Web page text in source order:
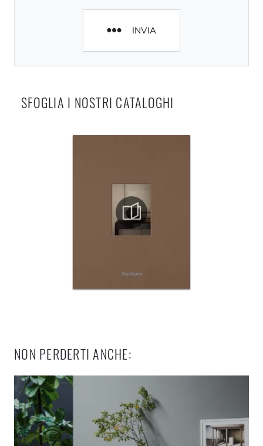
INVIA
SFOGLIA I NOSTRI CATALOGHI
NON PERDERTI ANCHE: